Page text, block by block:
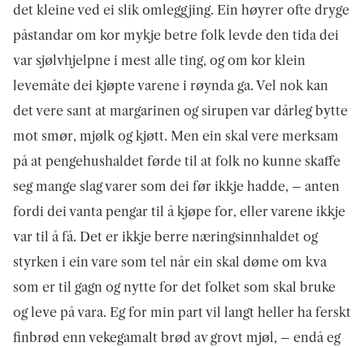
det kleine ved ei slik omleggjing. Ein høyrer ofte dryge
påstandar om kor mykje betre folk levde den tida dei
var sjølvhjelpne i mest alle ting, og om kor klein
levemåte dei kjøpte varene i røynda ga. Vel nok kan
det vere sant at margarinen og sirupen var dårleg bytte
mot smør, mjølk og kjøtt. Men ein skal vere merksam
på at pengehushaldet førde til at folk no kunne skaffe
seg mange slag varer som dei før ikkje hadde, – anten
fordi dei vanta pengar til å kjøpe for, eller varene ikkje
var til å få. Det er ikkje berre næringsinnhaldet og
styrken i ein vare som tel når ein skal døme om kva
som er til gagn og nytte for det folket som skal bruke
og leve på vara. Eg for min part vil langt heller ha ferskt
finbrød enn vekegamalt brød av grovt mjøl, – endå eg